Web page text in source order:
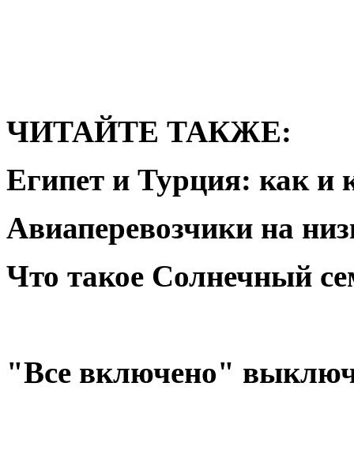
ЧИТАЙТЕ ТАКЖЕ:
Египет и Турция: как и
Авиаперевозчики на
Что такое Солнечный
"Все включено"